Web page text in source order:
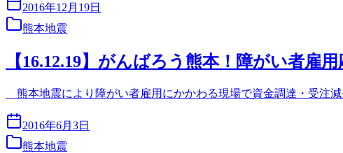
2016年12月19日
熊本地震
【16.12.19】がんばろう熊本！障がい者雇
熊本地震により障がい者雇用にかかわる現場で資金調達・受注
2016年6月3日
熊本地震